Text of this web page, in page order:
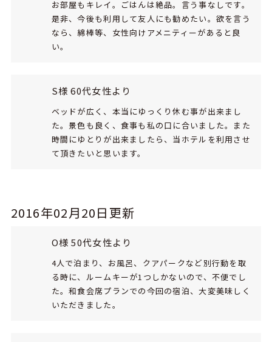
お部屋もキレイ。ごはんは絶品。言う事なしです。
是非、今後も利用して友人にも勧めたい。欲を言う
なら、綿棒等、女性向けアメニティーがあると良
い。
S様 60代女性より
ベッドが広く、本当にゆっくり休む事が出来まし
た。景色も良く、食事も私の口に合いました。また
時間にゆとりが出来ましたら、当ホテルを利用させ
て頂きたいと思います。
2016年02月20日更新
O様 50代女性より
4人で泊まり、お風呂、クアパークなど別行動を取
る時に、ルームキーが1つしかないので、不便でし
た。和食会席プランでの今回の宿泊、大変美味しく
いただきました。